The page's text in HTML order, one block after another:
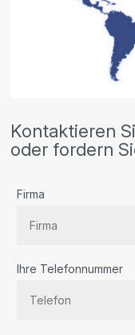
Kontaktieren
oder fordern
Firma
Ihre Telefonnummer